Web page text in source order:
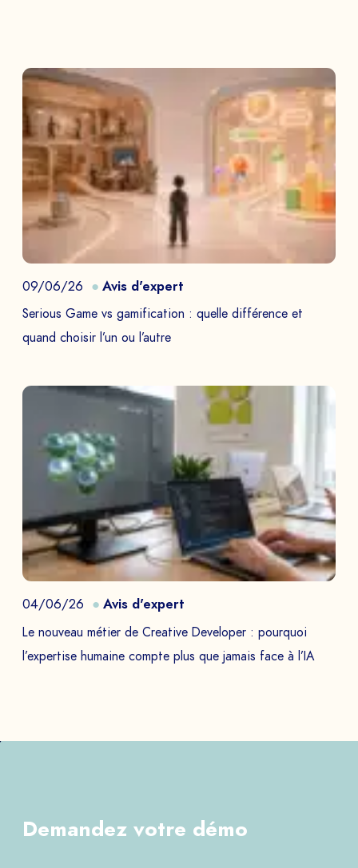
09/06/26 Avis d'expert
Serious Game vs gamification : quelle différence et
quand choisir l’un ou l’autre
04/06/26 Avis d'expert
Le nouveau métier de Creative Developer : pourquoi
l’expertise humaine compte plus que jamais face à l’IA
Demandez votre démo